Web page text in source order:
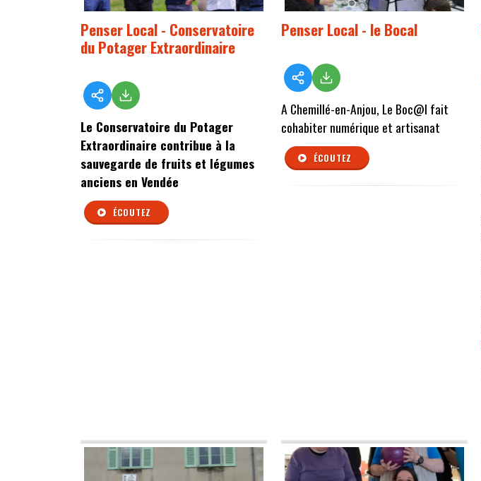
Penser Local - Conservatoire
du Potager Extraordinaire
Le Conservatoire du Potager
Extraordinaire contribue à la
sauvegarde de fruits et légumes
anciens en Vendée
ÉCOUTEZ
Penser Local - le Bocal
A Chemillé-en-Anjou, Le Boc@l fait
cohabiter numérique et artisanat
ÉCOUTEZ